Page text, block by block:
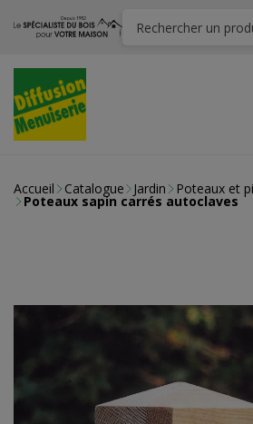
Accueil Catalogue Jardin Poteaux et
Poteaux sapin carrés autoclaves